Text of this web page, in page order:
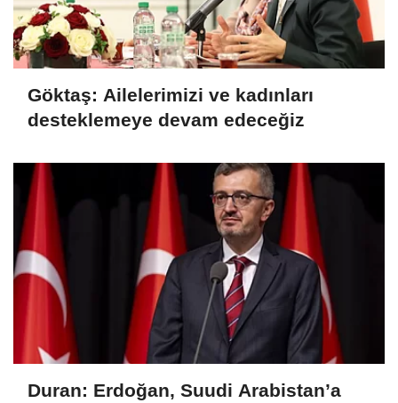
Göktaş: Ailelerimizi ve kadınları
desteklemeye devam edeceğiz
Duran: Erdoğan, Suudi Arabistan’a